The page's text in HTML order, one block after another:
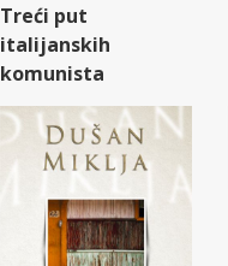
Treći put
italijanskih
komunista